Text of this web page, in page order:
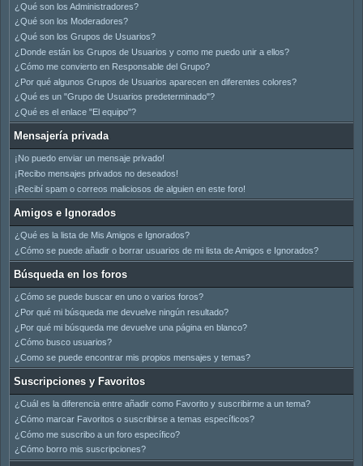
¿Qué son los Administradores?
¿Qué son los Moderadores?
¿Qué son los Grupos de Usuarios?
¿Donde están los Grupos de Usuarios y como me puedo unir a ellos?
¿Cómo me convierto en Responsable del Grupo?
¿Por qué algunos Grupos de Usuarios aparecen en diferentes colores?
¿Qué es un "Grupo de Usuarios predeterminado"?
¿Qué es el enlace "El equipo"?
Mensajería privada
¡No puedo enviar un mensaje privado!
¡Recibo mensajes privados no deseados!
¡Recibí spam o correos maliciosos de alguien en este foro!
Amigos e Ignorados
¿Qué es la lista de Mis Amigos e Ignorados?
¿Cómo se puede añadir o borrar usuarios de mi lista de Amigos e Ignorados?
Búsqueda en los foros
¿Cómo se puede buscar en uno o varios foros?
¿Por qué mi búsqueda me devuelve ningún resultado?
¿Por qué mi búsqueda me devuelve una página en blanco?
¿Cómo busco usuarios?
¿Como se puede encontrar mis propios mensajes y temas?
Suscripciones y Favoritos
¿Cuál es la diferencia entre añadir como Favorito y suscribirme a un tema?
¿Cómo marcar Favoritos o suscribirse a temas específicos?
¿Cómo me suscribo a un foro específico?
¿Cómo borro mis suscripciones?